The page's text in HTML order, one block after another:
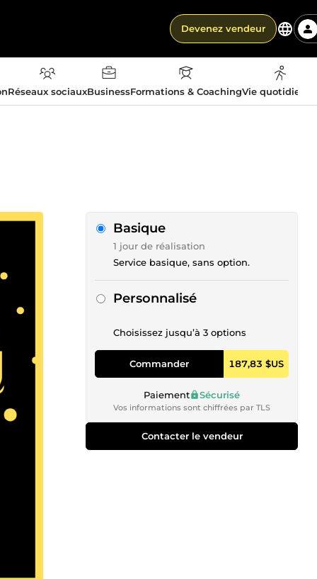
Devenez vendeur
Réseaux sociauxBusinessFormations & CoachingVie
Basique
1 jour de réalisation
Service basique, sans option.
Personnalisé
Choisissez jusqu’à 3 options
Commander 187,83 $US
Paiement Sécurisé
Vos informations sont chiffrées par TLS
Contacter le vendeur